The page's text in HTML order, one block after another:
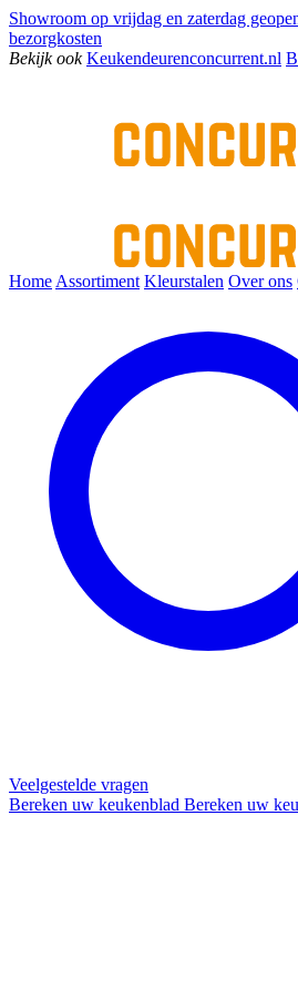
Showroom op vrijdag en zaterdag
bezorgkosten
Bekijk ook Keukendeurenconcurrent.nl
Home Assortiment Kleurstalen Over ons
Veelgestelde vragen
Bereken uw keukenblad Bereken uw